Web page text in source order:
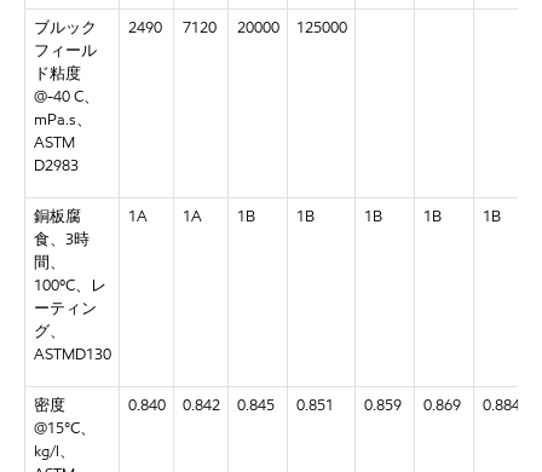
ブルック
フィール
ド粘度
@-40 C、
mPa.s、
ASTM
D2983
2490 7120 20000 125000
銅板腐
食、3時
間、
100ºC、レ
ーティン
グ、
ASTMD130
1A 1A 1B 1B 1B 1B 1B
密度
@15°C、
kg/l、
0.840 0.842 0.845 0.851 0.859 0.869 0.884